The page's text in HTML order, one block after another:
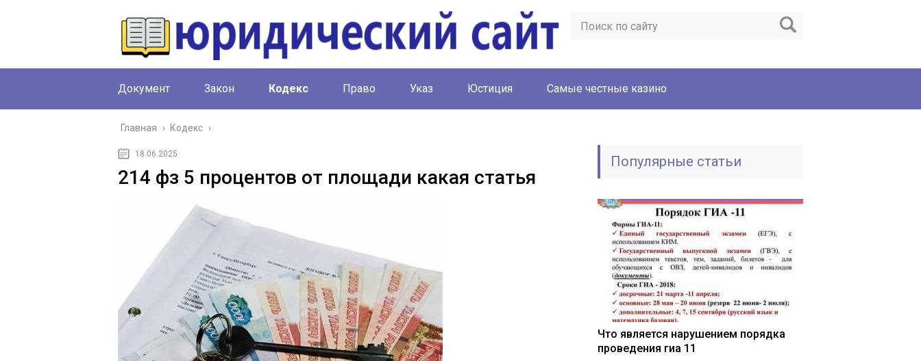
Документ Закон Кодекс Право Указ Юстиция Cамые честные казино
Главная › Кодекс ›
18.06.2025
214 фз 5 процентов от площади какая статья
Популярные статьи
Что является нарушением порядка
проведения гиа 11